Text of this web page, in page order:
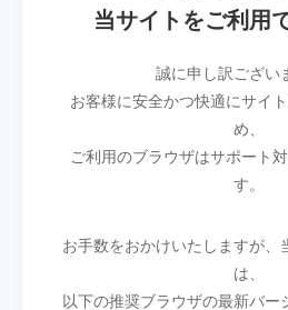
当サイトをご利用
誠に申し訳ござい
お客様に安全かつ快適にサイ
め、
ご利用のブラウザはサポート
す。
お手数をおかけいたしますが、
は、
以下の推奨ブラウザの最新バー